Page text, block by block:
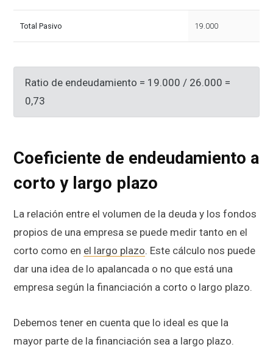
Total Pasivo 19.000
Ratio de endeudamiento = 19.000 / 26.000 =
0,73
Coeficiente de endeudamiento a
corto y largo plazo
La relación entre el volumen de la deuda y los fondos
propios de una empresa se puede medir tanto en el
corto como en el largo plazo. Este cálculo nos puede
dar una idea de lo apalancada o no que está una
empresa según la financiación a corto o largo plazo.
Debemos tener en cuenta que lo ideal es que la
mayor parte de la financiación sea a largo plazo.